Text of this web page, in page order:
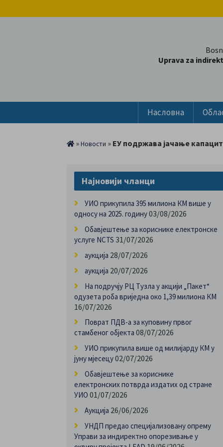
Uprava za
Насловна
»Новости » ЕУ подржава јачање
Најновији чланци
УИО прикупила 395 милиона КМ више у
односу на 2025. годину03/08/2026
Обавјештење за кориснике електронске
услуге NCTS 31/07/2026
аукција 28/07/2026
аукција 20/07/2026
На подручју РЦ Тузла у акцији „Пакет“
одузета роба вриједна око 1,39 милиона КМ
16/07/2026
Поврат ПДВ-а за куповину првог
стамбеног објекта 08/07/2026
УИО прикупила више од милијарду КМ у
јуну мјесецу02/07/2026
Обавјештење за кориснике
електронских потврда издатих од стране
УИО 01/07/2026
Аукција 26/06/2026
УНДП предао специјализовану опрему
Управи за индиректно опорезивање у